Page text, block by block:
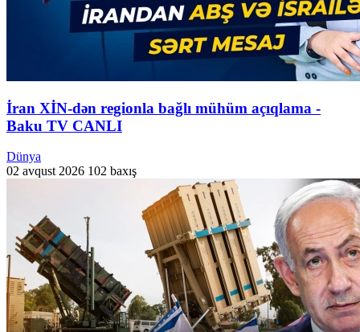
İran XİN-dən regionla bağlı mühüm açıqlama -
Baku TV CANLI
Dünya
02 avqust 2026 102 baxış